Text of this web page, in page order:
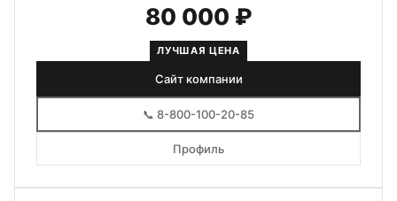
Мы помогаем получить все необхо...
80 000 ₽
ЛУЧШАЯ ЦЕНА
Сайт компании
📞 8-800-100-20-85
Профиль